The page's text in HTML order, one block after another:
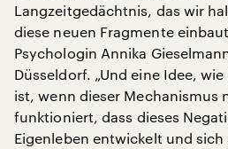
Langzeitgedächtnis, das wir
diese neuen Fragmente
Psychologin Annika
Düsseldorf. „Und eine Idee,
ist, wenn dieser Mechanismus
funktioniert, dass dieses
Eigenleben entwickelt und